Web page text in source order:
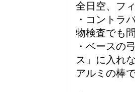
全日空、フ
・コントラ
物検査でも
・ベースの
ス」に入れ
アルミの棒